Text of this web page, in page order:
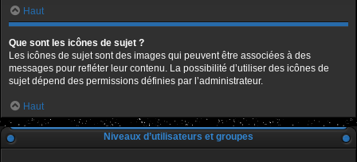
Haut
Que sont les icônes de sujet ?
Les icônes de sujet sont des images qui peuvent être associées à des
messages pour refléter leur contenu. La possibilité d’utiliser des icônes de
sujet dépend des permissions définies par l’administrateur.
Haut
Niveaux d’utilisateurs et groupes